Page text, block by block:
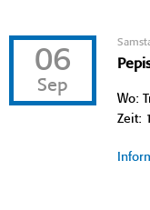
06
Sep
Wo:
Zeit: